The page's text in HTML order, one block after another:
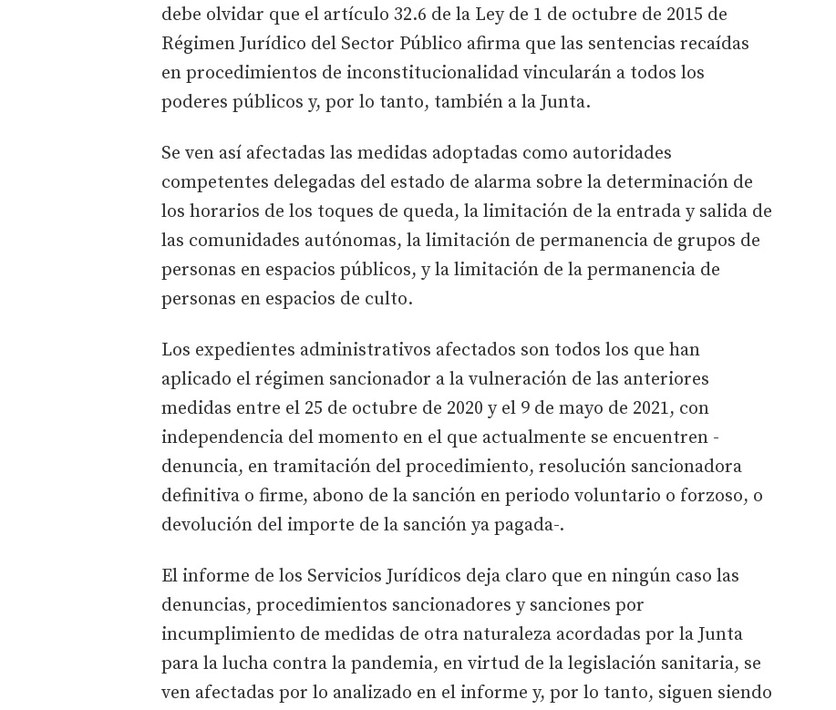
debe olvidar que el artículo 32.6 de la Ley de 1 de octubre de 2015 de
Régimen Jurídico del Sector Público afirma que las sentencias recaídas
en procedimientos de inconstitucionalidad vincularán a todos los
poderes públicos y, por lo tanto, también a la Junta.
Se ven así afectadas las medidas adoptadas como autoridades
competentes delegadas del estado de alarma sobre la determinación de
los horarios de los toques de queda, la limitación de la entrada y salida de
las comunidades autónomas, la limitación de permanencia de grupos de
personas en espacios públicos, y la limitación de la permanencia de
personas en espacios de culto.
Los expedientes administrativos afectados son todos los que han
aplicado el régimen sancionador a la vulneración de las anteriores
medidas entre el 25 de octubre de 2020 y el 9 de mayo de 2021, con
independencia del momento en el que actualmente se encuentren -
denuncia, en tramitación del procedimiento, resolución sancionadora
definitiva o firme, abono de la sanción en periodo voluntario o forzoso, o
devolución del importe de la sanción ya pagada-.
El informe de los Servicios Jurídicos deja claro que en ningún caso las
denuncias, procedimientos sancionadores y sanciones por
incumplimiento de medidas de otra naturaleza acordadas por la Junta
para la lucha contra la pandemia, en virtud de la legislación sanitaria, se
ven afectadas por lo analizado en el informe y, por lo tanto, siguen siendo